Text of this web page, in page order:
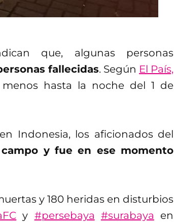
que, algunas personas
fallecidas. Según El País,
menos hasta la noche del 1 de
Indonesia, los aficionados del
y fue en ese momento
y 180 heridas en disturbios
y #persebaya #surabaya en